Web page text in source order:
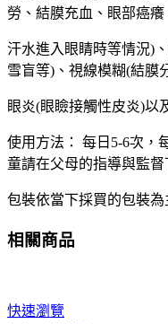
勞、結膜充血、眼部癌
汗水進入眼睛時等情況)
雪盲等)、視線模糊(結膜
眼炎(眼瞼接觸性皮炎)以
使用方法： 每日5-6次，
童請在父母的指導與監督
包裝依當下採買的包裝
相關商品
快速瀏覽